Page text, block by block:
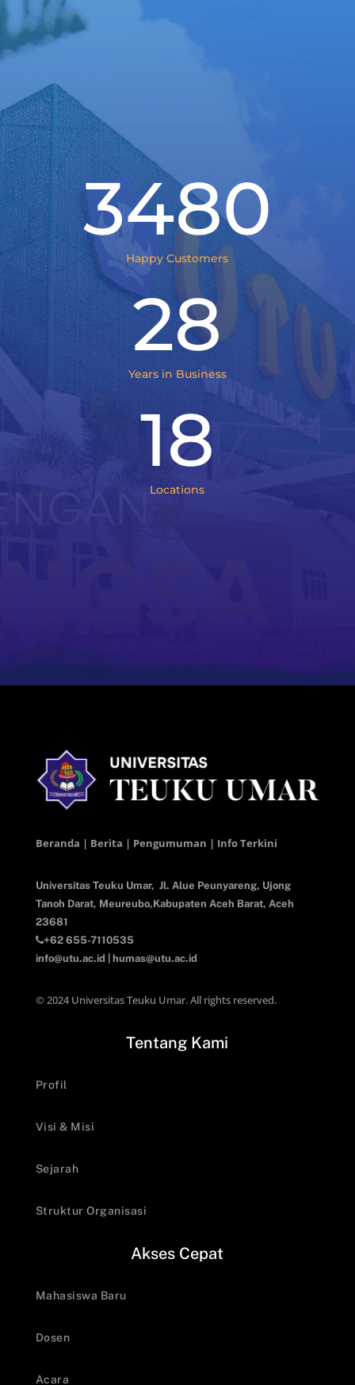
3480
Happy Customers
28
Years in Business
18
Locations
Beranda | Berita | Pengumuman | Info Terkini
Universitas Teuku Umar, Jl. Alue Peunyareng, Ujong
Tanoh Darat, Meureubo,Kabupaten Aceh Barat, Aceh
23681
+62 655-7110535
info@utu.ac.id
humas@utu.ac.id
© 2024 Universitas Teuku Umar. All rights reserved.
Tentang Kami
Profil
Visi & Misi
Sejarah
Struktur Organisasi
Akses Cepat
Mahasiswa Baru
Dosen
Acara